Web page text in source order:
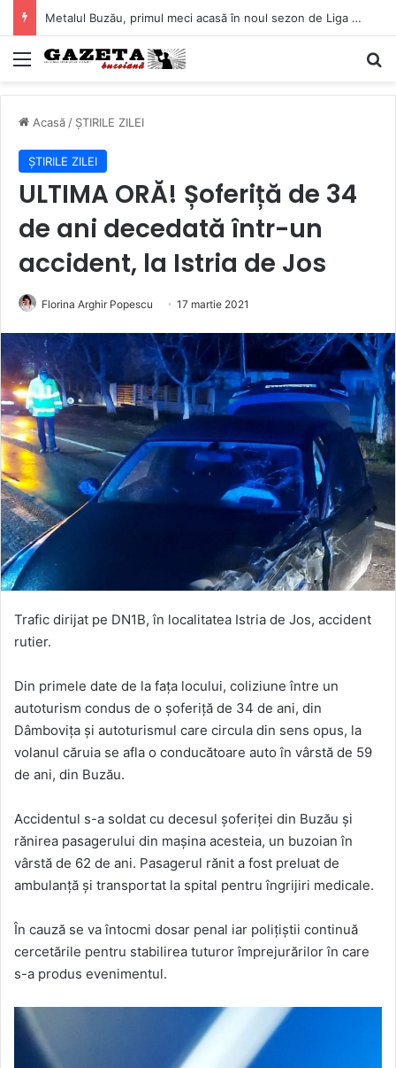
Metalul Buzău, primul meci acasă în noul sezon de Liga 2. Obiectiv clar înaintea duelului cu CS Afumați
Mediu
Acasă / ȘTIRILE ZILEI
ȘTIRILE ZILEI
ULTIMA ORĂ! Șoferiță de 34
de ani decedată într-un
accident, la Istria de Jos
Florina Arghir Popescu 17 martie 2021
Trafic dirijat pe DN1B, în localitatea Istria de Jos, accident
rutier.
Din primele date de la fața locului, coliziune între un
autoturism condus de o șoferiță de 34 de ani, din
Dâmbovița și autoturismul care circula din sens opus, la
volanul căruia se afla o conducătoare auto în vârstă de 59
de ani, din Buzău.
Accidentul s-a soldat cu decesul șoferiței din Buzău și
rănirea pasagerului din mașina acesteia, un buzoian în
vârstă de 62 de ani. Pasagerul rănit a fost preluat de
ambulanță și transportat la spital pentru îngrijiri medicale.
În cauză se va întocmi dosar penal iar polițiștii continuă
cercetările pentru stabilirea tuturor împrejurărilor în care
s-a produs evenimentul.